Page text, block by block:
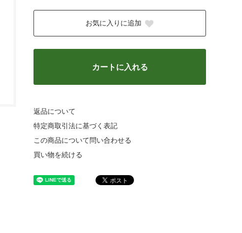
お気に入りに追加
カートに入れる
返品について
特定商取引法に基づく表記
この商品について問い合わせる
買い物を続ける